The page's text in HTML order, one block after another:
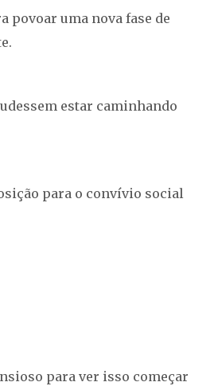
povoar uma nova fase de
estar caminhando
para o convívio social
para ver isso começar